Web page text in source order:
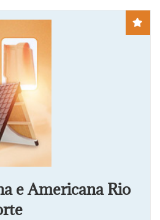
e Americana Rio